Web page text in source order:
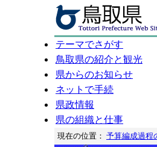
テーマでさがす
鳥取県の紹介と観光
県からのお知らせ
ネットで手続
県政情報
県の組織と仕事
現在の位置： 予算編成過程